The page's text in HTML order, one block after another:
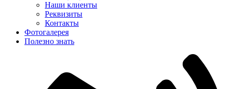
Наши клиенты
Реквизиты
Контакты
Фотогалерея
Полезно знать